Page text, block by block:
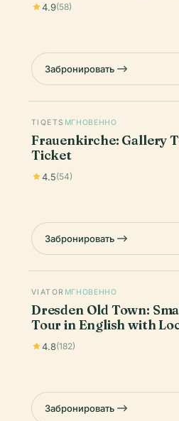
4.9(58)
Забронировать
TIQETS МГНОВЕННО
Frauenkirche: Gallery
Ticket
4.5(54)
Забронировать
VIATOR МГНОВЕННО
Dresden Old Town:
Tour in English with
4.8(182)
Забронировать